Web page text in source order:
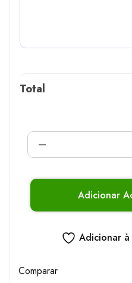
Total
Adicionar
Adicionar à
Comparar